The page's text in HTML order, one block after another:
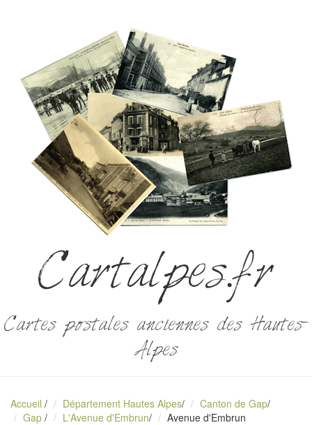
Cartalpes.fr
Cartes postales anciennes des Hautes-
Alpes
Accueil / Département Hautes Alpes/ Canton de Gap/
Gap / L'Avenue d'Embrun/ Avenue d'Embrun